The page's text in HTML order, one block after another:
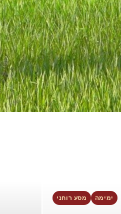
ימימה מסע רוחני